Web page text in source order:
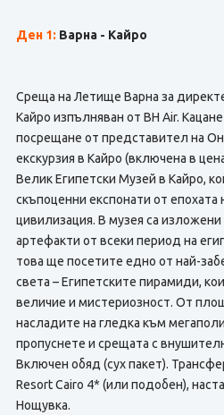
Ден 1: Варна - Кайро
Среща на Летище Варна за
Кайро изпълняван от BH Air.
посрещане от представител на
екскурзия в Кайро (включена в
Велик Египетски Музей в Кайро,
скъпоценни експонати от епохата
цивилизация. В музея са
артефакти от всеки период на
това ще посетите едно от най-
света – Египетските пирамиди,
величие и мистериозност. От
насладите на гледка към
пропуснете и срещата с
Включен обяд (сух пакет).
Resort Cairo 4* (или подобен),
Нощувка.